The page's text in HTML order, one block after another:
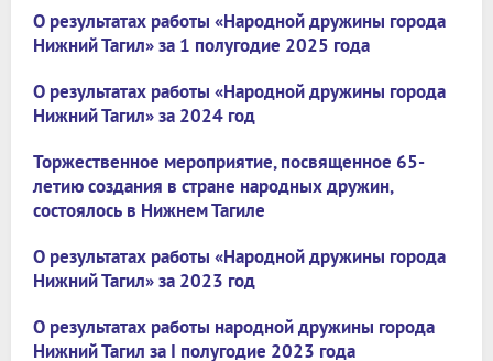
О результатах работы «Народной дружины города
Нижний Тагил» за 1 полугодие 2025 года
О результатах работы «Народной дружины города
Нижний Тагил» за 2024 год
Торжественное мероприятие, посвященное 65-
летию создания в стране народных дружин,
состоялось в Нижнем Тагиле
О результатах работы «Народной дружины города
Нижний Тагил» за 2023 год
О результатах работы народной дружины города
Нижний Тагил за I полугодие 2023 года